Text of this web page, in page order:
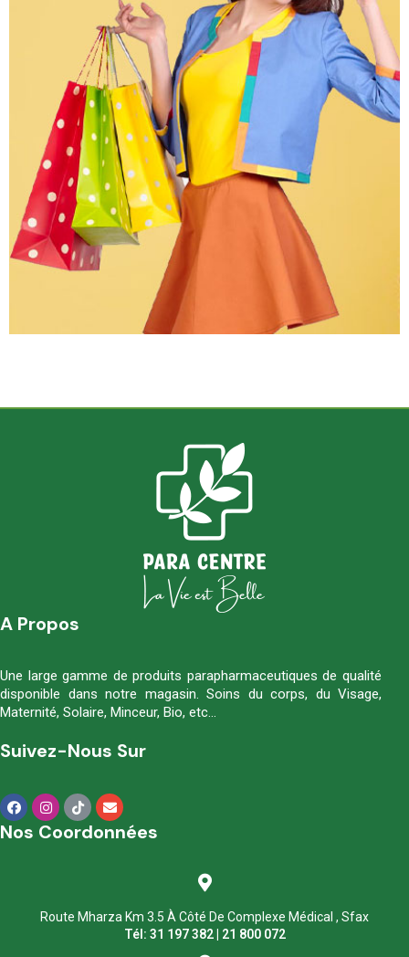
A Propos
Une large gamme de produits parapharmaceutiques de qualité
disponible dans notre magasin. Soins du corps, du Visage,
Maternité, Solaire, Minceur, Bio, etc…
Suivez-Nous Sur
Nos Coordonnées
Route Mharza Km 3.5 À Côté De Complexe Médical , Sfax
Tél: 31 197 382 | 21 800 072